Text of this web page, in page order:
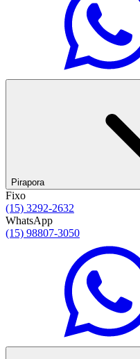
Pirapora
Fixo
(15) 3292-2632
WhatsApp
(15) 98807-3050